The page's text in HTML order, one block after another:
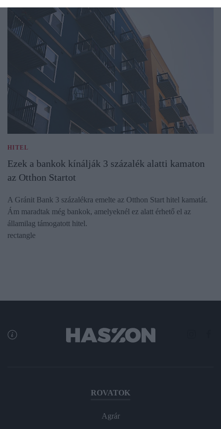
HITEL
Ezek a bankok kínálják 3 százalék alatti kamaton
az Otthon Startot
A Gránit Bank 3 százalékra emelte az Otthon Start hitel kamatát.
Ám maradtak még bankok, amelyeknél ez alatt érhető el az
államilag támogatott hitel.
rectangle
ROVATOK
Agrár